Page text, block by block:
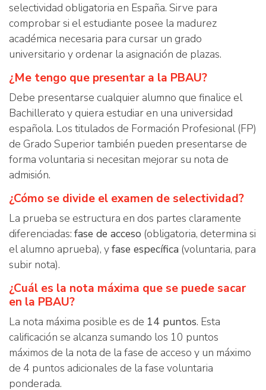
selectividad obligatoria en España. Sirve para
comprobar si el estudiante posee la madurez
académica necesaria para cursar un grado
universitario y ordenar la asignación de plazas.
¿Me tengo que presentar a la PBAU?
Debe presentarse cualquier alumno que finalice el
Bachillerato y quiera estudiar en una universidad
española. Los titulados de Formación Profesional (FP)
de Grado Superior también pueden presentarse de
forma voluntaria si necesitan mejorar su nota de
admisión.
¿Cómo se divide el examen de selectividad?
La prueba se estructura en dos partes claramente
diferenciadas: fase de acceso (obligatoria, determina si
el alumno aprueba), yfase específica (voluntaria, para
subir nota).
¿Cuál es la nota máxima que se puede sacar
en la PBAU?
La nota máxima posible es de 14 puntos. Esta
calificación se alcanza sumando los 10 puntos
máximos de la nota de la fase de acceso y un máximo
de 4 puntos adicionales de la fase voluntaria
ponderada.